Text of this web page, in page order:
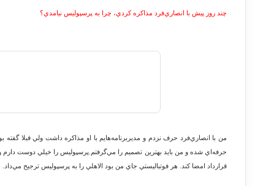
چند روز پيش با انصاري‌فرد مذاكره كردي، چرا به پرسپوليس نيامدي؟
من با انصاري‌فرد حرف نزدم و مديربرنامه‌هايم با او مذاكره داشت ولي قبلا
حرفه‌اي شده و من بايد بهترين تصميم را مي‌گرفتم.پرسپوليس را خيلي دوست دارم
قرارداد امضا كند. هر فوتباليستي جاي من بود الاهلي را به پرسپوليس ترجيح مي‌داد.